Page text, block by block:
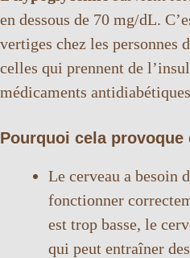
en dessous de 70 mg/dL.
vertiges chez les personnes
celles qui prennent de
médicaments
Pourquoi cela provoque
Le cerveau a besoin
fonctionner
est trop basse, le
qui peut entraîner